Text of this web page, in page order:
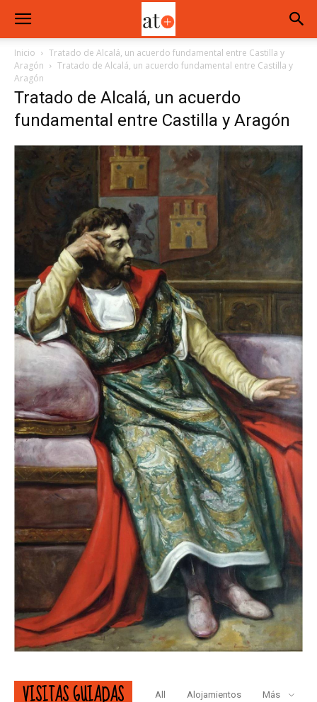
Inicio
Tratado de Alcalá, un acuerdo fundamental entre Castilla y
Aragón
Tratado de Alcalá, un acuerdo fundamental entre Castilla y
Aragón
Tratado de Alcalá, un acuerdo
fundamental entre Castilla y Aragón
VISITAS GUIADAS All Alojamientos Más